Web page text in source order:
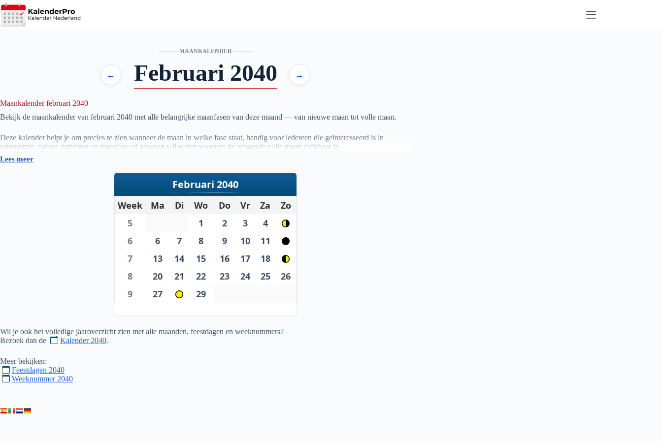
Ga
naar
de
MAANKALENDER
← Februari 2040 →
Maankalender februari 2040
Bekijk de maankalender van februari 2040 met alle belangrijke maanfasen van deze maand — van nieuwe maan tot volle maan.
Deze kalender helpt je om precies te zien wanneer de maan in welke fase staat, handig voor iedereen die geïnteresseerd is in
astronomie, natuur, tuinieren op maanfase of gewoon wil weten wanneer de volgende volle maan zichtbaar is.
actueel overzicht van de maanstanden per maand.
Lees meer
Februari 2040
Week Ma Di Wo Do Vr Za
Zo
5
1 2 3
4
6
6 7 8 9 10
11
7
13 14 15 16 17
18
8
20 21 22 23 24 25
26
9
27 29
Wil je ook het volledige jaaroverzicht zien met alle maanden, feestdagen en weeknummers?
Bezoek dan de
Kalender 2040.
Meer bekijken:
Feestdagen 2040
Weeknummer 2040